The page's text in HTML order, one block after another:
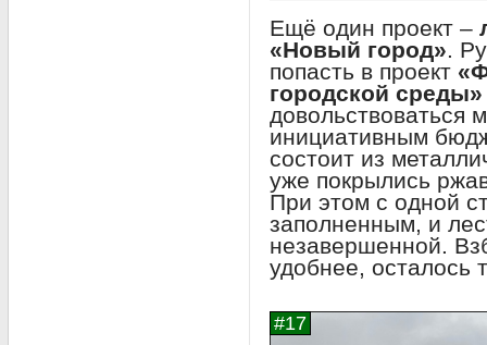
Ещё один проект –
«Новый город».
попасть в проект
городской среды»
довольствоваться
инициативным
состоит из
уже покрылись
При этом с одной
заполненным, и
незавершенной.
удобнее, осталось